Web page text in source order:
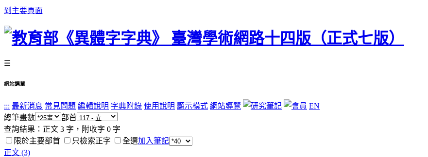
到主要頁面
☰
網站選單
::: 最新消息 常見問題 編輯說明 字典附錄 使用說明 顯示模式 網站導覽
EN
總筆畫數
部首
查詢結果：正文 3 字，附收字 0 字
限於主要部首
只檢索正字 全選加入筆記
正文 (3)